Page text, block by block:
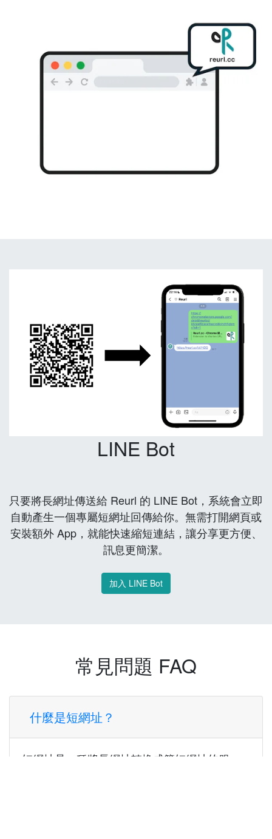
LINE Bot
只要將長網址傳送給 Reurl 的 LINE Bot，系統會立即
自動產生一個專屬短網址回傳給你。無需打開網頁或
安裝額外 App，就能快速縮短連結，讓分享更方便、
訊息更簡潔。
加入 LINE Bot
常見問題 FAQ
什麼是短網址？
短網址是一種將長網址轉換成簡短網址的服